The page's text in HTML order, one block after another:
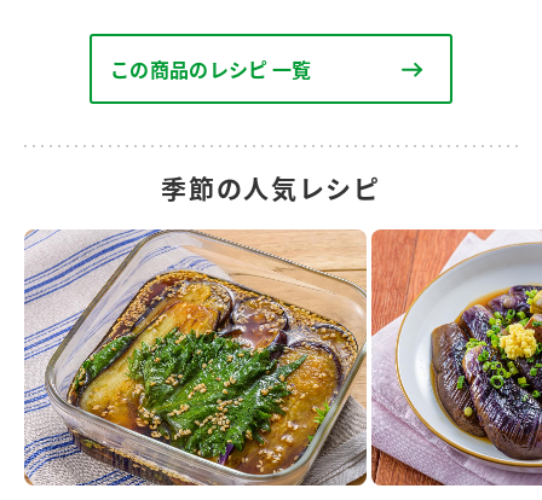
この商品のレシピ 一覧
季節の人気レシピ